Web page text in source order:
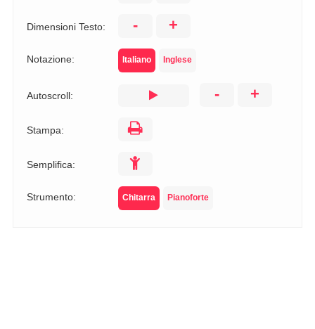
Dimensioni Testo: - +
Notazione: Italiano Inglese
Autoscroll: - +
Stampa:
Semplifica:
Strumento: Chitarra Pianoforte